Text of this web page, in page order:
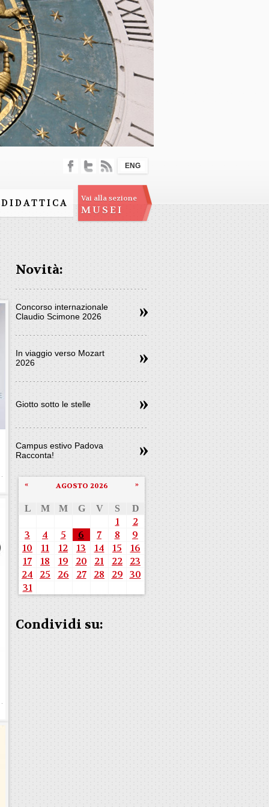
DIDATTICA Vai alla sezione
MUSEI
ENG
Novità:
Concorso internazionale
Claudio Scimone 2026
In viaggio verso Mozart
2026
Giotto sotto le stelle
Campus estivo Padova
Racconta!
AGOSTO 2026
« »
L M M G V S D
1
2
3
4 5 6 7 8
9
10
11 12 13 14 15
16
17
18 19 20 21 22
23
24
25 26 27 28 29 30
31
Condividi su: